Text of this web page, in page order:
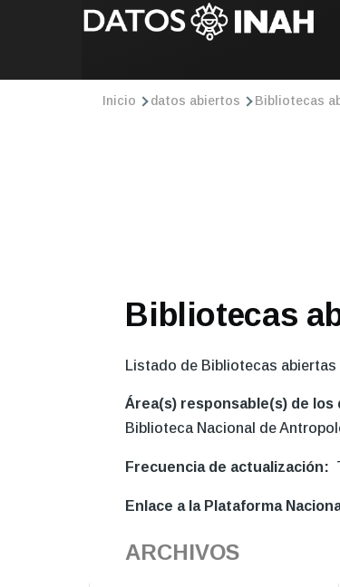
Ruta
Inicio datos abiertos Bibliotecas
Bibliotecas
Listado de Bibliotecas abiertas
Área(s) responsable(s) de los
Biblioteca Nacional de
Frecuencia de actualización
Enlace a la Plataforma
ARCHIVOS